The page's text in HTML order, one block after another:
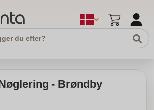
- Brøndby